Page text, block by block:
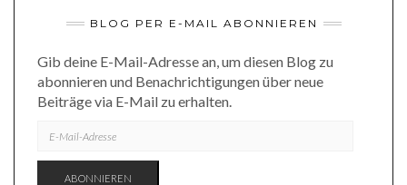
BLOG PER E-MAIL ABONNIEREN
Gib deine E-Mail-Adresse an, um diesen Blog zu
abonnieren und Benachrichtigungen über neue
Beiträge via E-Mail zu erhalten.
MAIL-
ABONNIEREN